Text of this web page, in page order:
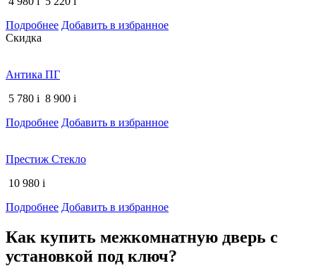
Подробнее Добавить в избранное
Скидка
Антика ПГ
5 780 i 8 900 i
Подробнее Добавить в избранное
Престиж Стекло
10 980 i
Подробнее Добавить в избранное
Как купить межкомнатную дверь с
установкой под ключ?